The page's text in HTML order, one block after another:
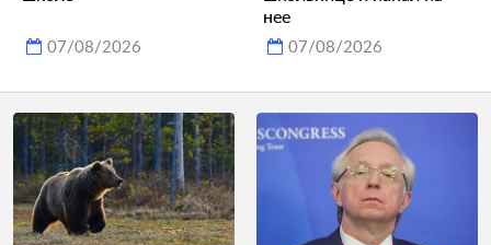
07/08/2026
нее
07/08/2026